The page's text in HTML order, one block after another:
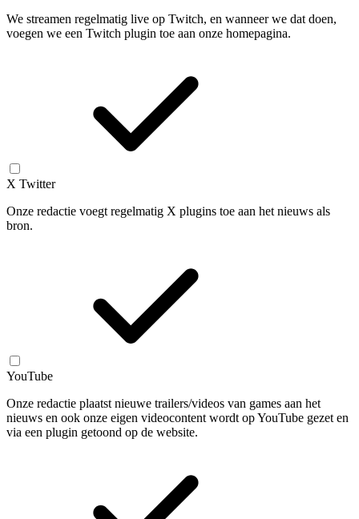
We streamen regelmatig live op Twitch, en wanneer we dat doen,
voegen we een Twitch plugin toe aan onze homepagina.
X Twitter
Onze redactie voegt regelmatig X plugins toe aan het nieuws als
bron.
YouTube
Onze redactie plaatst nieuwe trailers/videos van games aan het
nieuws en ook onze eigen videocontent wordt op YouTube gezet en
via een plugin getoond op de website.